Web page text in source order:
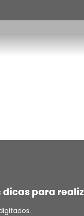
para